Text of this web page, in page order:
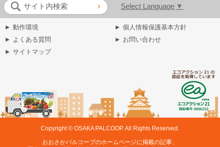
サイト内検索 Select Language ▼
► 動作環境
► 個人情報保護基本方針
► よくある質問
► お問い合わせ
► サイトマップ
Copyright © OSAKA PALCOOP. All Rights Reserved.
おおさかパルコープのホームページに掲載の記事、